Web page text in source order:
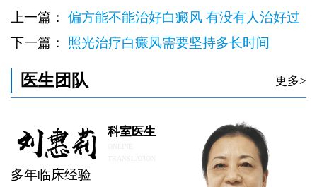
上一篇： 偏方能不能治好白癜风 有没有人治好过
下一篇： 照光治疗白癜风需要坚持多长时间
医生团队 更多>
科室医生
多年临床经验